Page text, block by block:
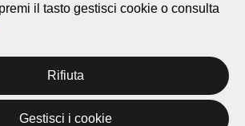
Città di Lugano
Cultura
il tasto gestisci cookie o consulta
Rifiuta
Gestisci i cookie